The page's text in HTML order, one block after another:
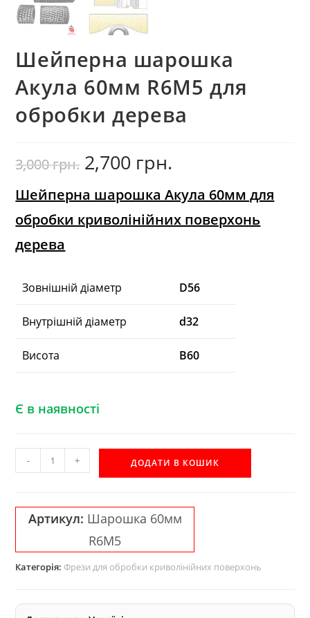
Шейперна шарошка
Акула 60мм R6М5 для
обробки дерева
3,000грн. Оригінальна
ціна:
3,000
грн..
2,700 грн.
Шейперна шарошка Акула 60мм для
обробки криволінійних поверхонь
дерева
Зовнішній діаметр D56
Внутрішній діаметр d32
Висота B60
Є в наявності
Шейперна
шарошка
60мм
R6М5
- + ДОДАТИ В КОШИК
Артикул: Шарошка 60мм
R6М5
Категорія:Фрези для обробки криволінійних поверхонь